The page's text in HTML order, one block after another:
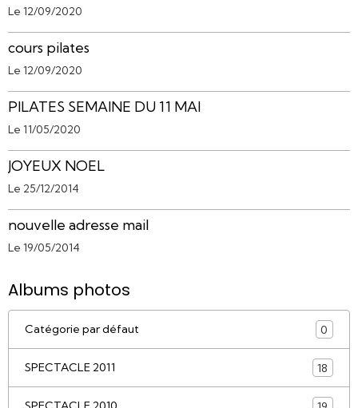
Le 12/09/2020
cours pilates
Le 12/09/2020
PILATES SEMAINE DU 11 MAI
Le 11/05/2020
JOYEUX NOEL
Le 25/12/2014
nouvelle adresse mail
Le 19/05/2014
Albums photos
Catégorie par défaut 0
SPECTACLE 2011 18